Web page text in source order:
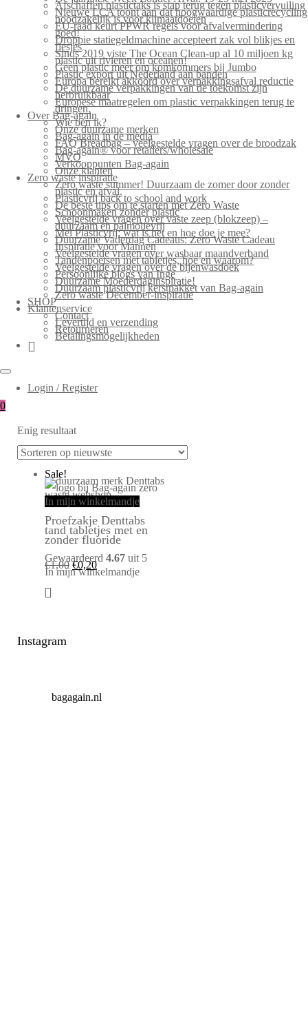
Afschaffen plastictaks is stap terug tegen plasticvervuiling
Nieuwe LCA toont aan dat hoogwaardige plasticrecycling
noodzakelijk is voor klimaatdoelen
EU-raad keurt PPWR regels voor afvalvermindering
goed!
Droppie statiegeldmachine accepteert zak vol blikjes en
flesjes
Sinds 2019 viste The Ocean Clean-up al 10 miljoen kg
plastic uit rivieren en oceanen!
Geen plastic meer om komkommers bij Jumbo
Plastic export uit Nederland aan banden
Europa bereikt akkoord over verpakkingsafval reductie
De duurzame verpakkingen van de toekomst zijn
herbruikbaar
Europese maatregelen om plastic verpakkingen terug te
dringen.
Over Bag-again
Wie ben ik?
Onze duurzame merken
Bag-again in de media
FAQ Breadbag – veelgestelde vragen over de broodzak
Bag-again® voor retailers/wholesale
MVO
Verkooppunten Bag-again
Onze klanten
Zero waste inspiratie
Zero waste summer! Duurzaam de zomer door zonder
plastic en afval.
Plasticvrij back to school and work
De beste tips om te starten met Zero Waste
Schoonmaken zonder plastic
Veelgestelde vragen over vaste zeep (blokzeep) –
duurzaam en palmolievrij
Mei Plasticvrij: wat is het en hoe doe je mee?
Duurzame Vaderdag Cadeaus: Zero Waste Cadeau
Inspiratie voor Mannen
Veelgestelde vragen over wasbaar maandverband
Tandenpoetsen met tabletjes, hoe en waarom?
Veelgestelde vragen over de bijenwasdoek
Persoonlijke blogs van Inge
Duurzame Moederdaginspiratie!
Duurzaam plasticvrij kerstpakket van Bag-again
Zero waste December-inspiratie
SHOP
Klantenservice
Contact
Levertijd en verzending
Retourneren
Betalingsmogelijkheden
Login / Register
0
Enig resultaat
Sale!
In mijn winkelmandje
Proefzakje Denttabs
tand tabletjes met en
zonder fluoride
Gewaardeerd 4.67 uit 5
€1,00 €0,20
In mijn winkelmandje
Instagram
bagagain.nl